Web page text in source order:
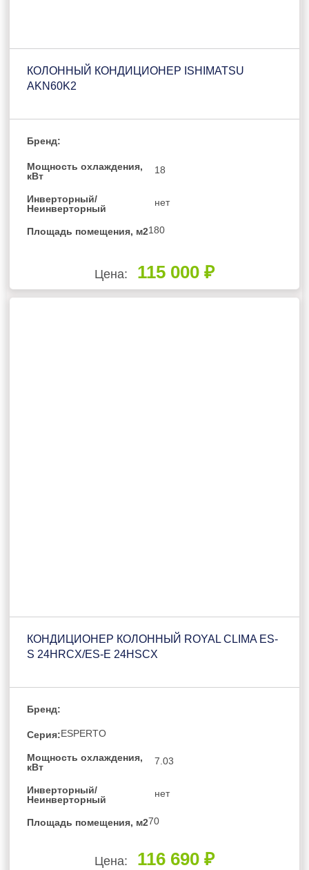
КОЛОННЫЙ КОНДИЦИОНЕР ISHIMATSU
AKN60K2
Бренд:
Мощность охлаждения,
кВт
18
Инверторный/
Неинверторный
нет
Площадь помещения, м2180
Цена: 115 000 ₽
КОНДИЦИОНЕР КОЛОННЫЙ ROYAL CLIMA ES-
S 24HRCX/ES-E 24HSCX
Бренд:
Серия:ESPERTO
Мощность охлаждения,
кВт
7.03
Инверторный/
Неинверторный
нет
Площадь помещения, м270
Цена: 116 690 ₽